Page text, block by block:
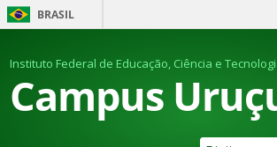
BRASIL
Instituto Federal de Educação, Ciência e
Campus